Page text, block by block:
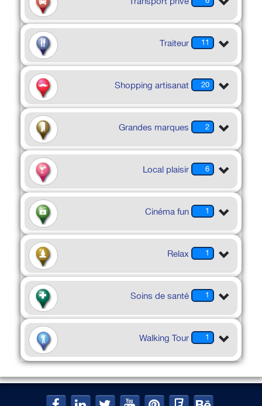
11
Traiteur
20
Shopping artisanat
2
Grandes marques
6
Local plaisir
1
Cinéma fun
1
Relax
1
Soins de santé
1
Walking Tour